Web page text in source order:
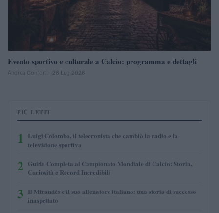
Evento sportivo e culturale a Calcio: programma e dettagli
Andrea Conforti · 26 Lug 2026
PIÙ LETTI
1
Luigi Colombo, il telecronista che cambiò la radio e la
televisione sportiva
2 Guida Completa al Campionato Mondiale di Calcio: Storia,
Curiosità e Record Incredibili
3 Il Mirandés e il suo allenatore italiano: una storia di successo
inaspettato